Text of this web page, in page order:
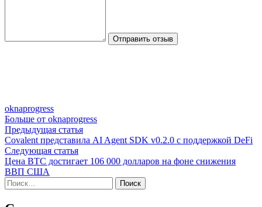
Отправить отзыв
oknaprogress
Больше от oknaprogress
Навигация
по
записям
Предыдущая статьяПредыдущая
статья:
Covalent представила AI Agent SDK v0.2.0 с поддержкой DeFi
Следующая статьяСледующая
статья:
Цена BTC достигает 106 000 долларов на фоне снижения
ВВП США
Найти: